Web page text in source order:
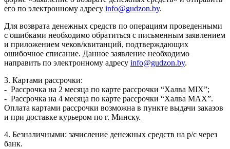
его по электронному адресу info@gudzon.by.
Для возврата денежных средств по операциям проведенными
с ошибками необходимо обратиться с письменным заявлением
и приложением чеков/квитанций, подтверждающих
ошибочное списание. Данное заявление необходимо
направить по электронному адресу info@gudzon.by.
3. Картами рассрочки:
- Рассрочка на 2 месяца по карте рассрочки “Халва MIX”;
- Рассрочка на 4 месяца по карте рассрочки “Халва MAX”.
Оплата картами рассрочки возможна в пункте выдачи заказов
и при доставке курьером по г. Минску.
4. Безналичными: зачисление денежных средств на р/с через
банк.